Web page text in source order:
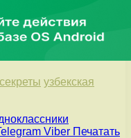
секреты узбекская
Viber Печатать